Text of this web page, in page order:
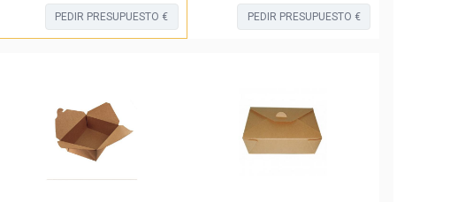
PEDIR PRESUPUESTO € PEDIR PRESUPUESTO €